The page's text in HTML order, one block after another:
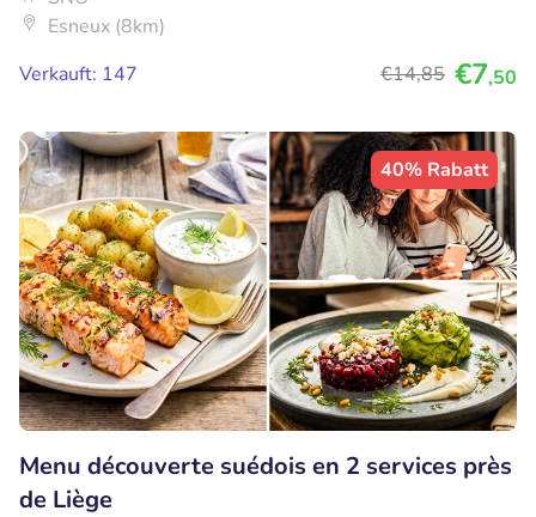
Esneux (8km)
Verkauft: 147
€14,85 €7,50
40% Rabatt
Menu découverte suédois en 2 services près
de Liège